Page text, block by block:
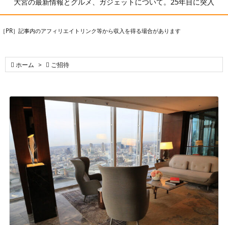
［PR］記事内のアフィリエイトリンク等から収入を得る場合があります
 ホーム >  ご招待